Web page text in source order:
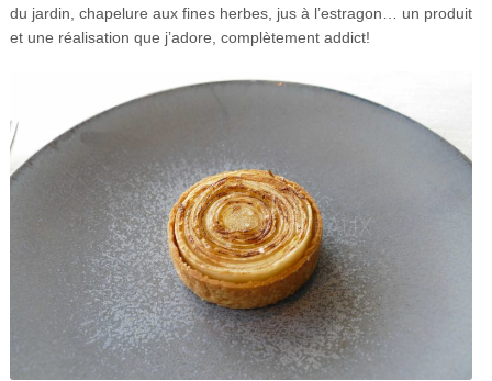
du jardin, chapelure aux fines herbes, jus à l’estragon… un produit
et une réalisation que j’adore, complètement addict!